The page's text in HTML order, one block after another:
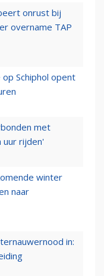
onrust bij
overname TAP
Schiphol opent
met
uur rijden'
winter
naar
in: